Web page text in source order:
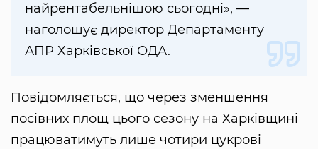
найрентабельнішою сьогодні», —
наголошує директор Департаменту
АПР Харківської ОДА.
Повідомляється, що через зменшення
посівних площ цього сезону на Харківщині
працюватимуть лише чотири цукрові